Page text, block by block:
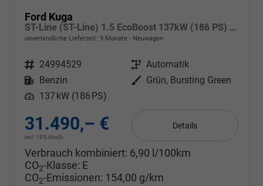
Ford Kuga
ST-Line (ST-Line) 1.5 EcoBoost 137kW (186 PS) 8-Stufen Automatik
unverbindliche Lieferzeit: 9 Monate Neuwagen
Fahrzeugnr. 24994529 Getriebe Automatik
Kraftstoff
Benzin Außenfarbe Grün, Bursting Green
Leistung 137 kW (186 PS)
31.490,– €
incl. 19% MwSt.
Details
Verbrauch kombiniert: 6,90 l/100km
CO2-Klasse: E
CO2-Emissionen: 154,00 g/km